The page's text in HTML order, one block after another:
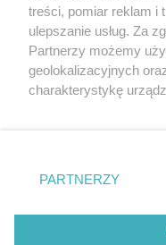
©
treści, pomiar reklam i
ulepszanie usług. Za
Partnerzy możemy
geolokalizacyjnych
charakterystykę
zmienić/wycofać
znajdujący się w
rodzaje przetwarzania
użytkownika, ale
PARTNERZY